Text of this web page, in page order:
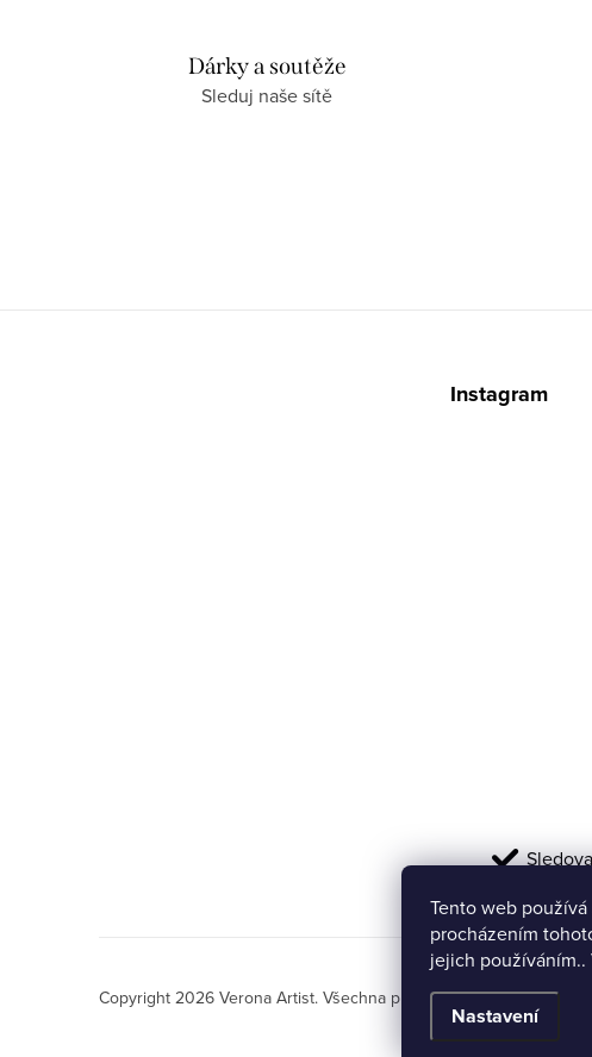
Tento web
procházením
jejich
Nastavení
Dárky a soutěže
Sleduj naše sítě
Instagram
Copyright 2026 Verona Artist. Všechna práva vyhrazena.